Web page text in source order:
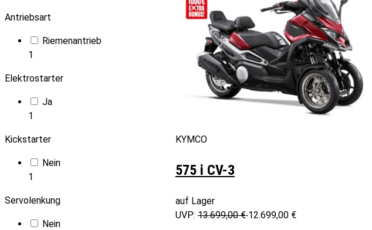
Antriebsart
Riemenantrieb
1
Elektrostarter
Ja
1
Kickstarter
Nein
1
Servolenkung
Nein
KYMCO
575 i CV-3
auf Lager
UVP:13.699,00 € 12.699,00 €